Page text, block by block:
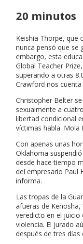
20 minutos
Keishia Thorpe, que
nunca pensó que se
embargo, esta
Global Teacher
superando a otras
Crawford nos cuenta
Christopher Belter
sexualmente a
libertad condicional
víctimas habla. Mola
Con apenas unas
Oklahoma
desde hace tiempo
del empresario Paul
informa.
Las tropas de la
afueras de Kenosha,
veredicto en el juicio
violencia. El jurado
después de tres días